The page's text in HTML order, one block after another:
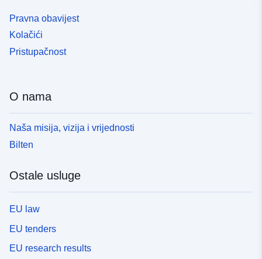
Pravna obavijest
Kolačići
Pristupačnost
O nama
Naša misija, vizija i vrijednosti
Bilten
Ostale usluge
EU law
EU tenders
EU research results